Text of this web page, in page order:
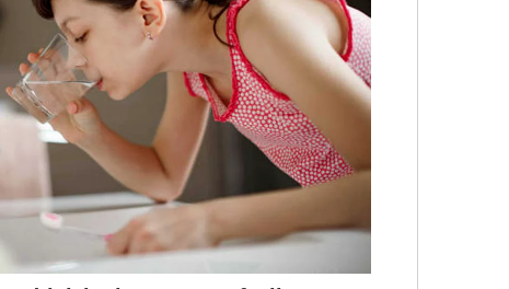
Zafrul; Menteri Pengajian
Dr Noraini Ahmad; Menteri Belia